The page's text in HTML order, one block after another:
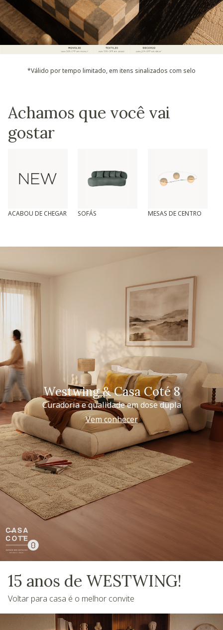
*Válido por tempo limitado, em itens sinalizados com selo
Achamos que você vai
gostar
ACABOU DE CHEGAR SOFÁS MESAS DE CENTRO
Westwing & Casa Coté 8
Curadoria e qualidade em dose dupla
Vem conhecer
15 anos de WESTWING!
Voltar para casa é o melhor convite